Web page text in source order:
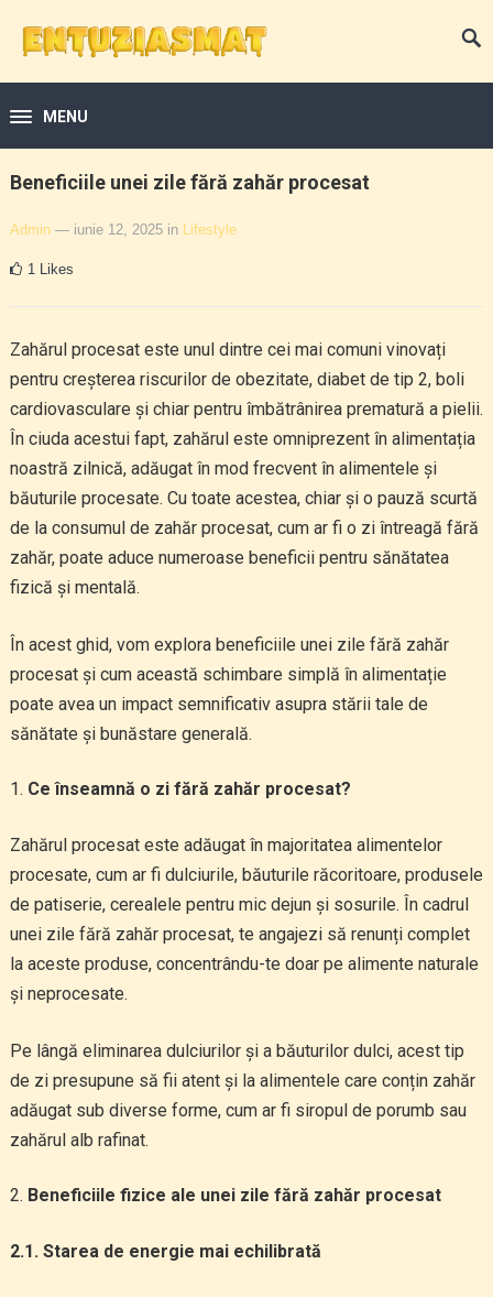
MENU
Beneficiile unei zile fără zahăr procesat
Admin — iunie 12, 2025 in Lifestyle
1 Likes
Zahărul procesat este unul dintre cei mai comuni vinovați
pentru creșterea riscurilor de obezitate, diabet de tip 2, boli
cardiovasculare și chiar pentru îmbătrânirea prematură a pielii.
În ciuda acestui fapt, zahărul este omniprezent în alimentația
noastră zilnică, adăugat în mod frecvent în alimentele și
băuturile procesate. Cu toate acestea, chiar și o pauză scurtă
de la consumul de zahăr procesat, cum ar fi o zi întreagă fără
zahăr, poate aduce numeroase beneficii pentru sănătatea
fizică și mentală.
În acest ghid, vom explora beneficiile unei zile fără zahăr
procesat și cum această schimbare simplă în alimentație
poate avea un impact semnificativ asupra stării tale de
sănătate și bunăstare generală.
Ce înseamnă o zi fără zahăr procesat?
Zahărul procesat este adăugat în majoritatea alimentelor
procesate, cum ar fi dulciurile, băuturile răcoritoare, produsele
de patiserie, cerealele pentru mic dejun și sosurile. În cadrul
unei zile fără zahăr procesat, te angajezi să renunți complet
la aceste produse, concentrându-te doar pe alimente naturale
și neprocesate.
Pe lângă eliminarea dulciurilor și a băuturilor dulci, acest tip
de zi presupune să fii atent și la alimentele care conțin zahăr
adăugat sub diverse forme, cum ar fi siropul de porumb sau
zahărul alb rafinat.
Beneficiile fizice ale unei zile fără zahăr procesat
2.1. Starea de energie mai echilibrată